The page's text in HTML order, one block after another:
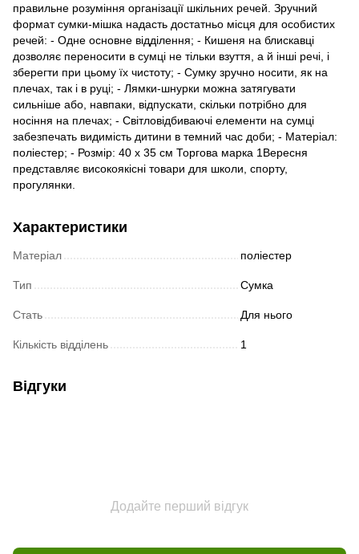
правильне розуміння організації шкільних речей. Зручний
формат сумки-мішка надасть достатньо місця для особистих
речей: - Одне основне відділення; - Кишеня на блискавці
дозволяє переносити в сумці не тільки взуття, а й інші речі, і
зберегти при цьому їх чистоту; - Сумку зручно носити, як на
плечах, так і в руці; - Лямки-шнурки можна затягувати
сильніше або, навпаки, відпускати, скільки потрібно для
носіння на плечах; - Світловідбиваючі елементи на сумці
забезпечать видимість дитини в темний час доби; - Матеріал:
поліестер; - Розмір: 40 х 35 см Торгова марка 1Вересня
представляє високоякісні товари для школи, спорту,
прогулянки.
Характеристики
Матеріал поліестер
Тип Сумка
Стать Для нього
Кількість відділень 1
Відгуки
Додайте перший відгук